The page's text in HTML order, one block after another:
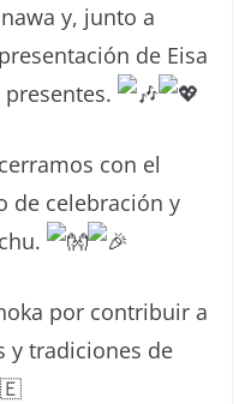
y, junto a
de Eisa
con el
de celebración y
por contribuir a
y tradiciones de